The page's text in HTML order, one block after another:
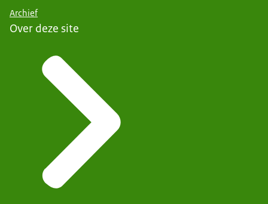
Archief
Over deze site